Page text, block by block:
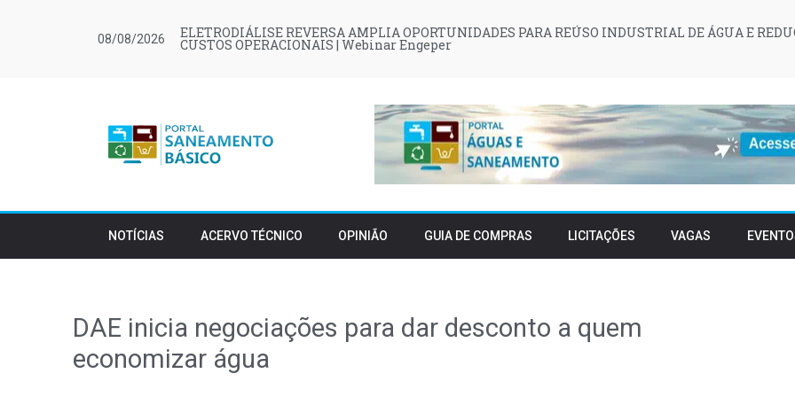
08/08/2026 ELETRODIÁLISE REVERSA AMPLIA OPORTUNIDADES PARA REÚSO INDUSTRIAL DE ÁGUA E
CUSTOS OPERACIONAIS | Webinar Engeper
NOTÍCIAS ACERVO TÉCNICO OPINIÃO GUIA DE COMPRAS LICITAÇÕES VAGAS
DAE inicia negociações para dar desconto a quem
economizar água